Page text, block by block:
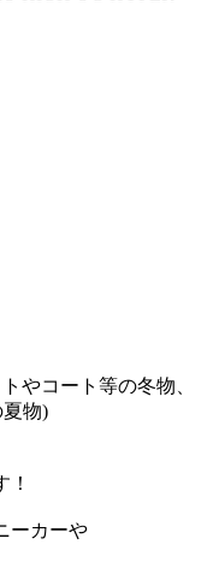
やコート等の冬物、
物)
ーカーや